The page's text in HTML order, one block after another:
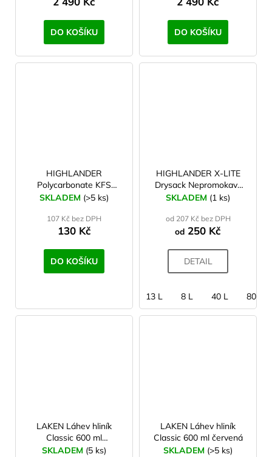
DO KOŠÍKU DO KOŠÍKU
HIGHLANDER
Polycarbonate KFS
Příborový set
SKLADEM (>5 ks)
107 Kč bez DPH
130 Kč
DO KOŠÍKU
HIGHLANDER X-LITE
Drysack Nepromokavý
vak černý
SKLADEM (1 ks)
od 207 Kč bez DPH
od 250 Kč
DETAIL
13 L 8 L 40 L 80 L
LAKEN Láhev hliník
Classic 600 ml
aluminium
SKLADEM (5 ks)
LAKEN Láhev hliník
Classic 600 ml červená
SKLADEM (>5 ks)